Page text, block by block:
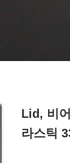
Lid, 비
라스틱